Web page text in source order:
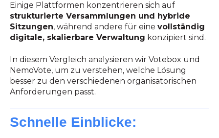
Einige Plattformen konzentrieren sich auf
strukturierte Versammlungen und hybride
Sitzungen, während andere für eine vollständig
digitale, skalierbare Verwaltung konzipiert sind.
In diesem Vergleich analysieren wir Votebox und
NemoVote, um zu verstehen, welche Lösung
besser zu den verschiedenen organisatorischen
Anforderungen passt.
Schnelle Einblicke: